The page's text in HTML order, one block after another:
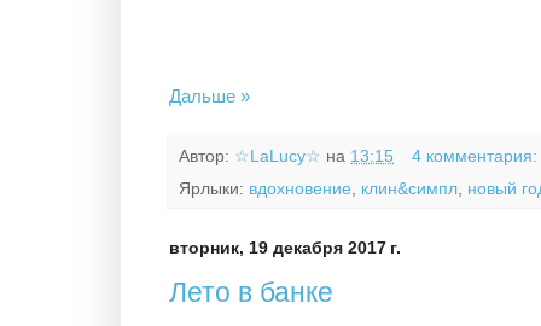
Дальше »
Автор: ☆LaLucy☆ на 13:15
4 комментария:
Ярлыки: вдохновение клин&симпл новый
вторник, 19 декабря 2017 г.
Лето в банке